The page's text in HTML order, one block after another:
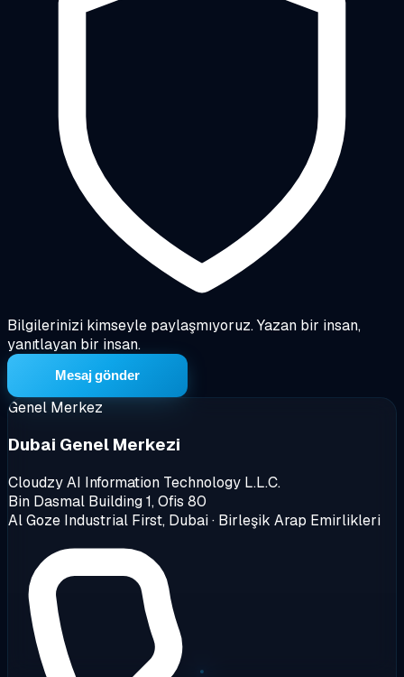
Bilgilerinizi kimseyle paylaşmıyoruz. Yazan bir insan,
yanıtlayan bir insan.
Mesaj gönder
Genel Merkez
Dubai Genel Merkezi
Cloudzy AI Information Technology L.L.C.
Bin Dasmal Building 1, Ofis 80
Al Goze Industrial First, Dubai · Birleşik Arap Emirlikleri